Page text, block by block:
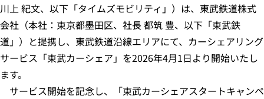
川上 紀文、以下「タイムズモビリティ」）は、東武鉄道株式
会社（本社：東京都墨田区、社長 都筑 豊、以下「東武鉄
道」）と提携し、東武鉄道沿線エリアにて、カーシェアリング
サービス「東武カーシェア」を2026年4月1日より開始いたし
ます。
サービス開始を記念し、「東武カーシェアスタートキャンペ